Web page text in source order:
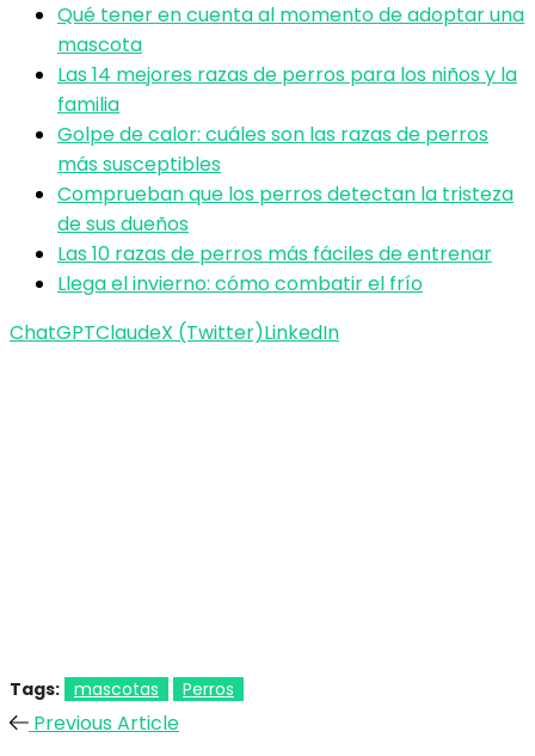
Qué tener en cuenta al momento de adoptar una
mascota
Las 14 mejores razas de perros para los niños y la
familia
Golpe de calor: cuáles son las razas de perros
más susceptibles
Comprueban que los perros detectan la tristeza
de sus dueños
Las 10 razas de perros más fáciles de entrenar
Llega el invierno: cómo combatir el frío
ChatGPTClaudeX (Twitter)LinkedIn
Tags: mascotas Perros
Previous Article